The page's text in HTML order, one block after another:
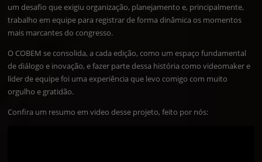
um desafio que exigiu organização, planejamento e, principalmente,
trabalho em equipe para registrar de forma dinâmica os momentos
mais marcantes do congresso.
O COBEM se consolida, a cada edição, como um espaço fundamental
de diálogo e inovação, e fazer parte dessa história como videomaker e
líder de equipe foi uma experiência que levo comigo com muito
orgulho e gratidão.
Confira um resumo em video desse projeto, feito por nós: